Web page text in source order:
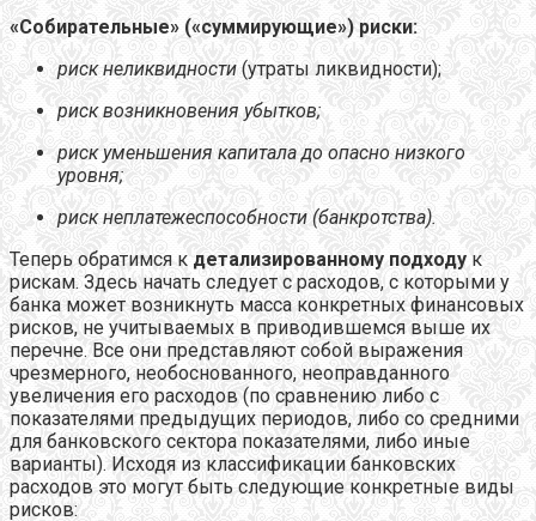
«Собирательные» («суммирующие») риски:
риск неликвидности (утраты ликвидности);
риск возникновения убытков;
риск уменьшения капитала до опасно низкого
уровня;
риск неплатежеспособности (банкротства).
Теперь обратимся к детализированному подходу к
рискам. Здесь начать следует с расходов, с которыми у
банка может возникнуть масса конкретных финансовых
рисков, не учитываемых в приводившемся выше их
перечне. Все они представляют собой выражения
чрезмерного, необоснованного, неоправданного
увеличения его расходов (по сравнению либо с
показателями предыдущих периодов, либо со средними
для банковского сектора показателями, либо иные
варианты). Исходя из классификации банковских
расходов это могут быть следующие конкретные виды
рисков: